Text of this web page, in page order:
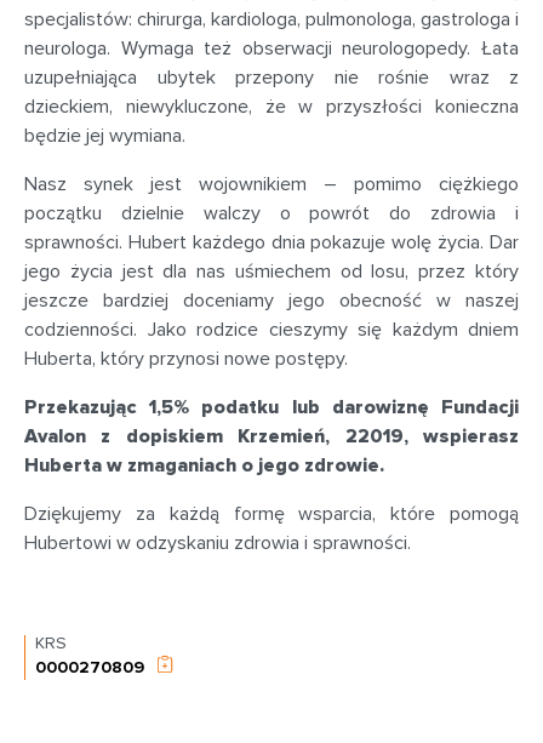
specjalistów: chirurga, kardiologa, pulmonologa, gastrologa i
neurologa. Wymaga też obserwacji neurologopedy. Łata
uzupełniająca ubytek przepony nie rośnie wraz z
dzieckiem, niewykluczone, że w przyszłości konieczna
będzie jej wymiana.
Nasz synek jest wojownikiem – pomimo ciężkiego
początku dzielnie walczy o powrót do zdrowia i
sprawności. Hubert każdego dnia pokazuje wolę życia. Dar
jego życia jest dla nas uśmiechem od losu, przez który
jeszcze bardziej doceniamy jego obecność w naszej
codzienności. Jako rodzice cieszymy się każdym dniem
Huberta, który przynosi nowe postępy.
Przekazując 1,5% podatku lub darowiznę Fundacji
Avalon z dopiskiem Krzemień, 22019, wspierasz
Huberta w zmaganiach o jego zdrowie.
Dziękujemy za każdą formę wsparcia, które pomogą
Hubertowi w odzyskaniu zdrowia i sprawności.
KRS
0000270809